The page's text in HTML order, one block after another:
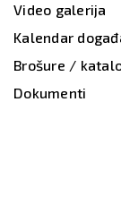
Video galerija
Kalendar
Brošure /
Dokumenti